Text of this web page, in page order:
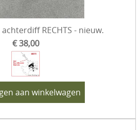
RECHTS - nieuw.
€ 38,00
aan winkelwagen